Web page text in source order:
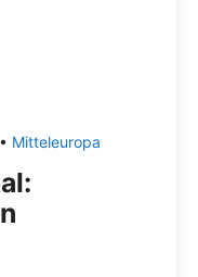
• Mitteleuropa